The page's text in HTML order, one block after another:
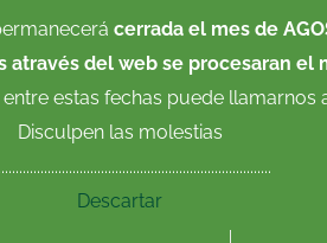
cerrada el mes de
através del web se procesaran el
estas fechas puede llamarnos
Disculpen las molestias
Descartar